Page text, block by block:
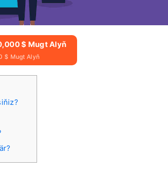
$ Mugt Alyň
$ Mugt Alyň